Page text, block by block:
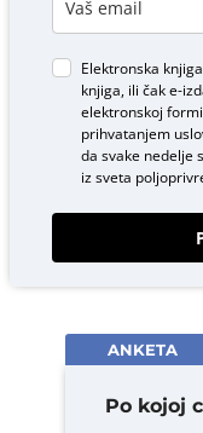
Elektronska
knjiga, ili čak e-
elektronskoj
prihvatanjem
da svake nedelje
iz sveta
ANKETA
Po kojoj